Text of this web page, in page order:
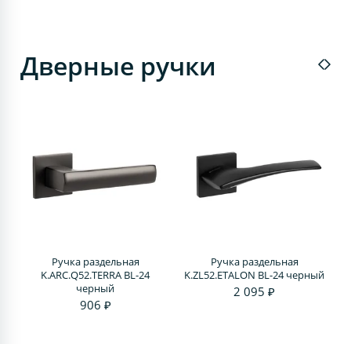
Дверные ручки
Ручка раздельная
K.ARC.Q52.TERRA BL-24
черный
906 ₽
Ручка раздельная
K.ZL52.ETALON BL-24 черный
2 095 ₽